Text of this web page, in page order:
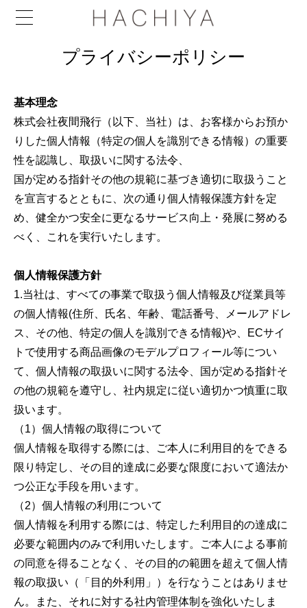
プライバシーポリシー
基本理念
株式会社夜間飛行（以下、当社）は、お客様からお預か
りした個人情報（特定の個人を識別できる情報）の重要
性を認識し、取扱いに関する法令、
国が定める指針その他の規範に基づき適切に取扱うこと
を宣言するとともに、次の通り個人情報保護方針を定
め、健全かつ安全に更なるサービス向上・発展に努める
べく、これを実行いたします。
個人情報保護方針
1.当社は、すべての事業で取扱う個人情報及び従業員等
の個人情報(住所、氏名、年齢、電話番号、メールアドレ
ス、その他、特定の個人を識別できる情報)や、ECサイ
トで使用する商品画像のモデルプロフィール等につい
て、個人情報の取扱いに関する法令、国が定める指針そ
の他の規範を遵守し、社内規定に従い適切かつ慎重に取
扱います。
（1）個人情報の取得について
個人情報を取得する際には、ご本人に利用目的をできる
限り特定し、その目的達成に必要な限度において適法か
つ公正な手段を用います。
（2）個人情報の利用について
個人情報を利用する際には、特定した利用目的の達成に
必要な範囲内のみで利用いたします。ご本人による事前
の同意を得ることなく、その目的の範囲を超えて個人情
報の取扱い（「目的外利用」）を行なうことはありませ
ん。また、それに対する社内管理体制を強化いたしま